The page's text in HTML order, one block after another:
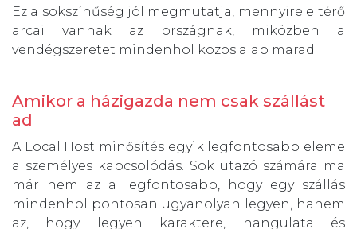
Ez a sokszínűség jól megmutatja, mennyire eltérő
arcai vannak az országnak, miközben a
vendégszeretet mindenhol közös alap marad.
Amikor a házigazda nem csak szállást
ad
A Local Host minősítés egyik legfontosabb eleme
a személyes kapcsolódás. Sok utazó számára ma
már nem az a legfontosabb, hogy egy szállás
mindenhol pontosan ugyanolyan legyen, hanem
az, hogy legyen karaktere, hangulata és